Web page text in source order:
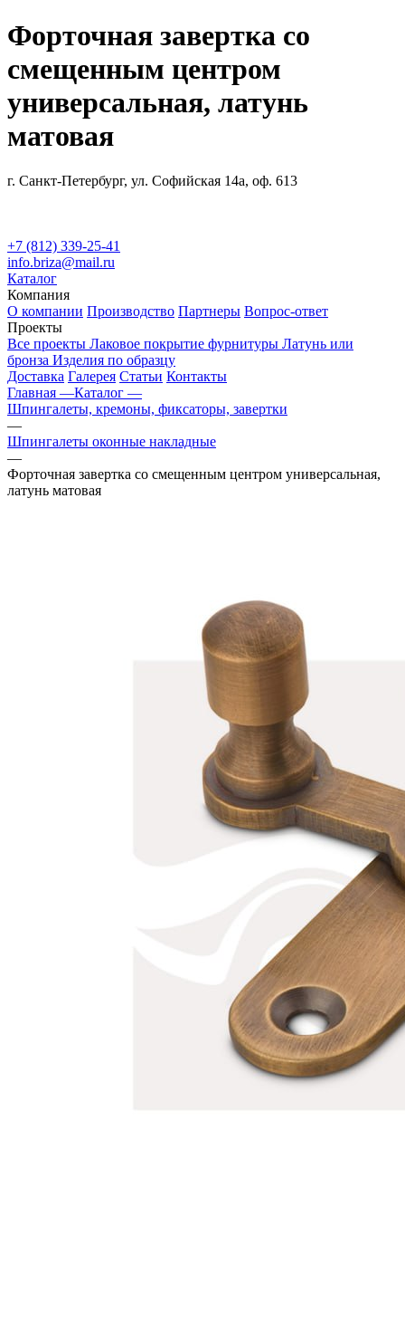
Форточная завертка со
смещенным центром
универсальная, латунь
матовая
г. Санкт-Петербург, ул. Софийская 14а, оф. 613
+7 (812) 339-25-41
info.briza@mail.ru
Каталог
Компания
О компании Производство Партнеры Вопрос-ответ
Проекты
Все проекты Лаковое покрытие фурнитуры Латунь или
бронза Изделия по образцу
Доставка Галерея Статьи Контакты
Главная —Каталог —
Шпингалеты, кремоны, фиксаторы, завертки
—
Шпингалеты оконные накладные
—
Форточная завертка со смещенным центром универсальная,
латунь матовая